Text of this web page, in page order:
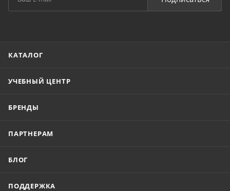
КАТАЛОГ
УЧЕБНЫЙ ЦЕНТР
БРЕНДЫ
ПАРТНЕРАМ
БЛОГ
ПОДДЕРЖКА